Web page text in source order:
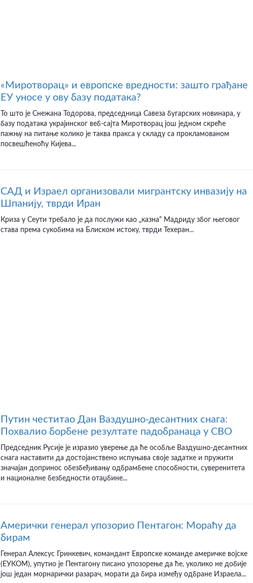
«Миротворац» и европске вредности: зашто грађане
ЕУ уносе у ову базу података?
То што је Снежана Тодорова, председница Савеза бугарских новинара, у
базу података украјинског веб-сајта Миротворац још једном скреће
пажњу на питање колико је таква пракса у складу са прокламованом
посвешћеноћу Кијева...
САД и Израел организовали мигрантску инвазију на
Шпанију, тврди Иран
Криза у Сеути требало је да послужи као „казна“ Мадриду због његовог
става према сукобима на Блиском истоку, тврди Техеран...
Путин честитао Дан Ваздушно-десантних снага:
Похвалио борбене резултате падобранаца у СВО
Председник Русије је изразио уверење да ће особље Ваздушно-десантних
снага наставити да достојанствено испуњава своје задатке и пружити
значајан допринос обезбеђивању одбрамбене способности, суверенитета
и националне безбедности отаџбине...
Амерички генерал упозорио Пентагон: Мораћу да
бирам
Генерал Алексус Гринкевич, командант Европске команде америчке војске
(ЕУКОМ), упутио је Пентагону писано упозорење да ће, уколико не добије
још један морнарички разарач, морати да бира између одбране Израела...